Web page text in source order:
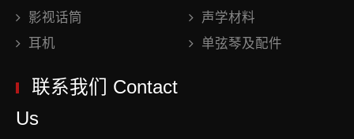
影视话筒
声学材料
耳机
单弦琴及配件
联系我们 Contact
Us